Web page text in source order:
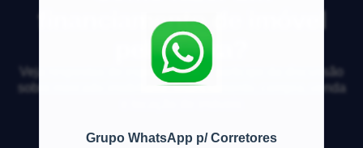
Grupo WhatsApp p/ Corretores
financiamento de imóvel
pela caixa?
Veja respostas de especialistas e participe da discussão
sobre mercado imobiliário, financiamento, compra, venda